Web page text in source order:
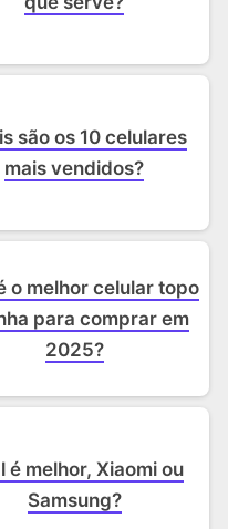
são os 10 celulares
mais vendidos?
o melhor celular topo
para comprar em
2025?
é melhor, Xiaomi ou
Samsung?